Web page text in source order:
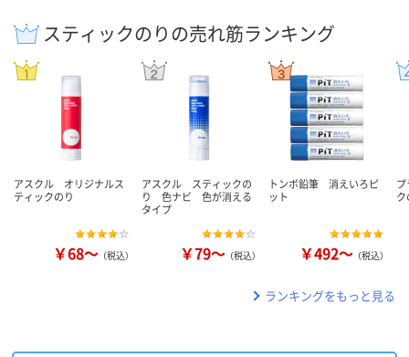
スティックのりの売れ筋ランキング
アスクル オリジナルス
ティックのり
￥68～ （税込）
アスクル スティックの
り 色ナビ 色が消える
タイプ
￥79～ （税込）
トンボ鉛筆 消えいろピ
ット
￥492～ （税込）
ランキングをもっと見る